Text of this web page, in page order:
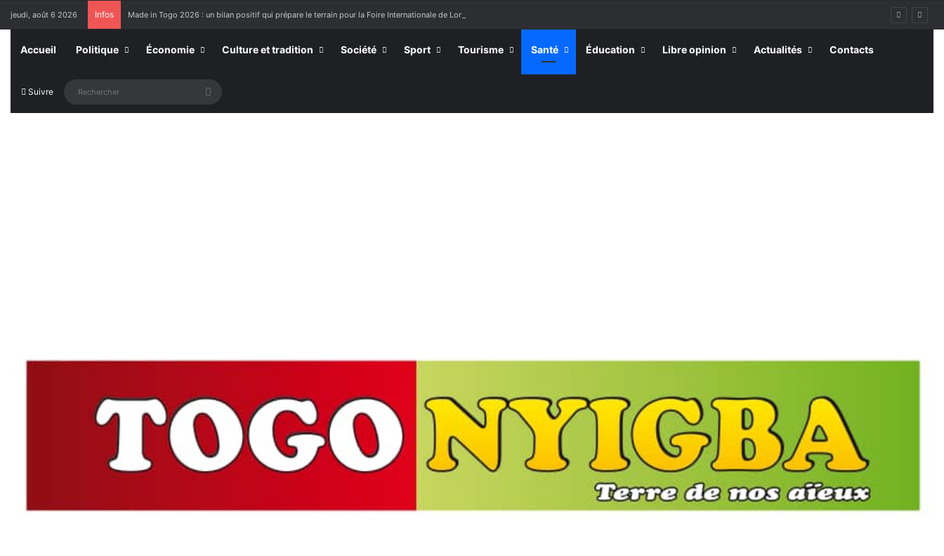
jeudi, août 6 2026 Infos Made in Togo 2026 : un bilan positif qui prépare le terrain pour la Foire Internationale de Lomé
Accueil Politique Économie Culture et tradition Société Sport Tourisme Santé Éducation Libre opinion Actualités Contacts
Suivre Rechercher